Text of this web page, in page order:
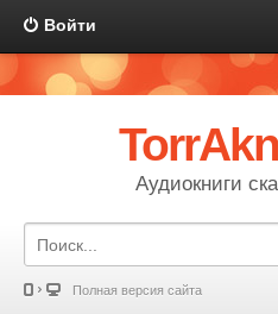
Войти
Аудиокниги
Полная версия сайта